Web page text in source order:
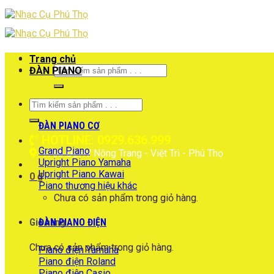
Skip
to
content
Tìm
kiếm:
Tìm
kiếm:
HOTLINE: 0929.636.999
1766 ĐLHV Nông Trang - Việt Trì - Phú Thọ
0 ₫
Chưa có sản phẩm trong giỏ hàng.
Giỏ hàng
Chưa có sản phẩm trong giỏ hàng.
Trang chủ
ĐÀN PIANO
ĐÀN PIANO CƠ
Grand Piano
Upright Piano Yamaha
Upright Piano Kawai
Piano thương hiệu khác
ĐÀN PIANO ĐIỆN
Piano điện Yamaha
Piano điện Roland